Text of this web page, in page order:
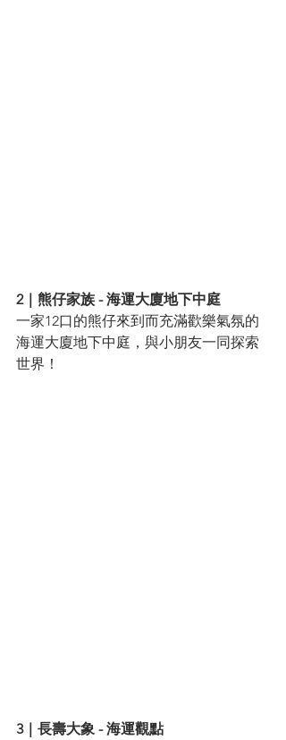
2｜熊仔家族 - 海運大廈地下中庭
一家12口的熊仔來到而充滿歡樂氣氛的
海運大廈地下中庭，與小朋友一同探索
世界！
3｜長壽大象 - 海運觀點